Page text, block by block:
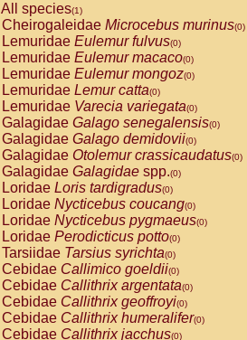
All species(1)
Cheirogaleidae Microcebus murinus(0)
Lemuridae Eulemur fulvus(0)
Lemuridae Eulemur macaco(0)
Lemuridae Eulemur mongoz(0)
Lemuridae Lemur catta(0)
Lemuridae Varecia variegata(0)
Galagidae Galago senegalensis(0)
Galagidae Galago demidovii(0)
Galagidae Otolemur crassicaudatus(0)
Galagidae Galagidae spp.(0)
Loridae Loris tardigradus(0)
Loridae Nycticebus coucang(0)
Loridae Nycticebus pygmaeus(0)
Loridae Perodicticus potto(0)
Tarsiidae Tarsius syrichta(0)
Cebidae Callimico goeldii(0)
Cebidae Callithrix argentata(0)
Cebidae Callithrix geoffroyi(0)
Cebidae Callithrix humeralifer(0)
Cebidae Callithrix jacchus(0)